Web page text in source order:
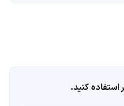
کنید.